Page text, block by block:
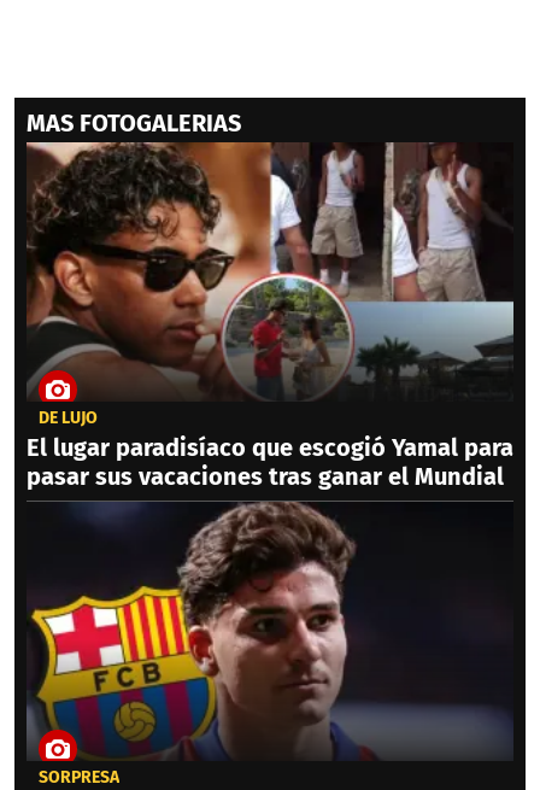
MAS FOTOGALERIAS
DE LUJO
El lugar paradisíaco que escogió Yamal para
pasar sus vacaciones tras ganar el Mundial
SORPRESA